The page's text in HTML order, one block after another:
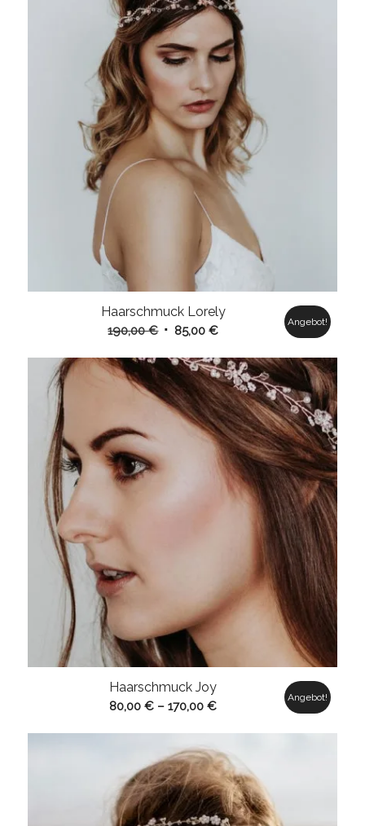
150,00 €
89,00 €.
Haarschmuck Lorely
190,00€ Ursprünglicher
war:
190,00 €
85,00€Aktueller
ist:
85,00 €.
Angebot!
Haarschmuck Joy
80,00€ –170,00€
Angebot!